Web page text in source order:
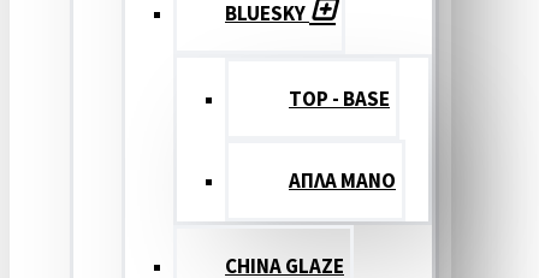
BLUESKY
TOP - BASE
ΑΠΛΑ ΜΑΝΟ
CHINA GLAZE